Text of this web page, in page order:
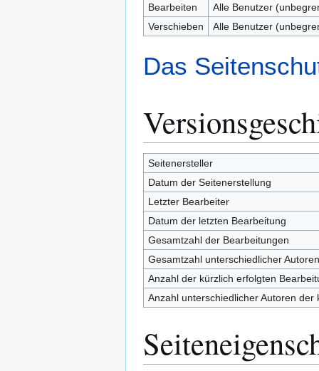
Bearbeiten
Alle Benutzer
Verschieben
Alle Benutzer
Das
Seitenersteller
Datum der Seitenerstellung
Letzter Bearbeiter
Datum der letzten Bearbeitung
Gesamtzahl der Bearbeitungen
Gesamtzahl unterschiedlicher Autoren
Anzahl der kürzlich erfolgten
Anzahl unterschiedlicher Autoren